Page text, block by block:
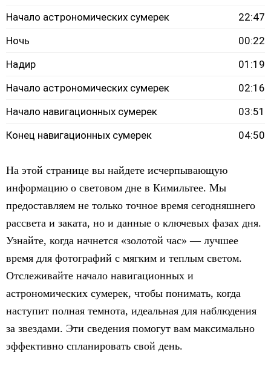
Начало астрономических сумерек
22:47
Ночь
00:22
Надир
01:19
Начало астрономических сумерек
02:16
Начало навигационных сумерек
03:51
Конец навигационных сумерек
04:50
На этой странице вы найдете исчерпывающую
информацию о световом дне в Кимильтее. Мы
предоставляем не только точное время сегодняшнего
рассвета и заката, но и данные о ключевых фазах дня.
Узнайте, когда начнется «золотой час» — лучшее
время для фотографий с мягким и теплым светом.
Отслеживайте начало навигационных и
астрономических сумерек, чтобы понимать, когда
наступит полная темнота, идеальная для наблюдения
за звездами. Эти сведения помогут вам максимально
эффективно спланировать свой день.